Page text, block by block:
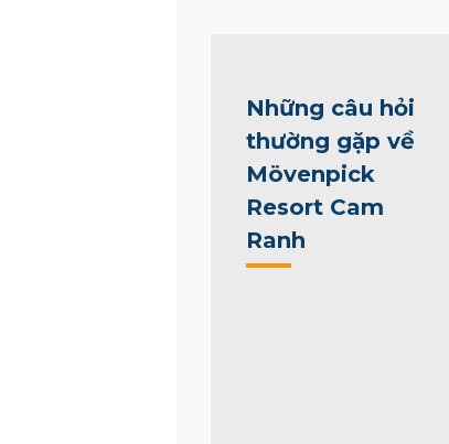
Những câu hỏi
thường gặp về
Mövenpick
Resort Cam
Ranh